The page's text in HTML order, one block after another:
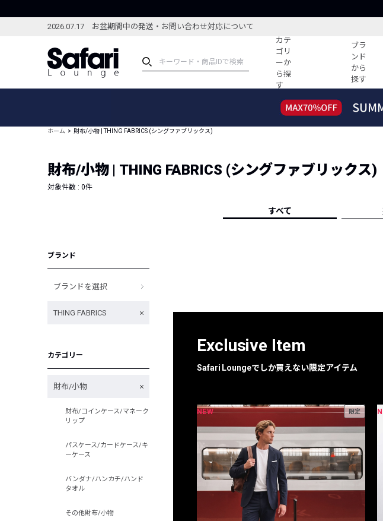
2026.07.17 お盆期間中の発送・お問い合わせ対応について
カテ
ゴリ
ーか
ら探
す
ブラ
ンド
から
探す
ブランドから探す
新着アイテム
編集部のおすすめアイテム
特集記事
コーディネート
すべての記事
ーデ紹介
HOTなコーデ
人気記事ラ
フォーカスブ
ホーム 財布/小物 | THING FABRICS (シングファブリックス)
財布/小物 | THING FABRICS (シングファブリックス)
対象件数 : 0件
すべて
ブランド
ブランドを選択
THING FABRICS
カテゴリー
財布/小物
財布/コインケース/マネーク
リップ
パスケース/カードケース/キ
ーケース
バンダナ/ハンカチ/ハンド
タオル
その他財布/小物
Exclusive Item
Safari Loungeでしか買えない限定アイテム
限定 NEW 限定